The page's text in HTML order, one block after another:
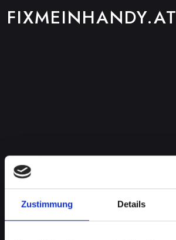
Zustimmung Details
FIXMEINHANDY.AT